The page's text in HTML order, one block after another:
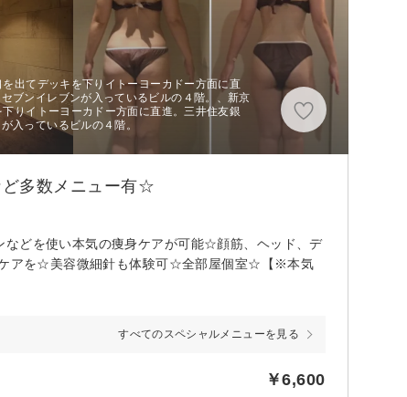
出てデッキを下りイトーヨーカドー方面に直
ブンイレブンが入っているビルの４階。、新京
りイトーヨーカドー方面に直進。三井住友銀
入っているビルの４階。
ど多数メニュー有☆
どを使い本気の痩身ケアが可能☆顔筋、ヘッド、デ
ケアを☆美容微細針も体験可☆全部屋個室☆【※本気
すべてのスペシャルメニューを見る
￥6,600